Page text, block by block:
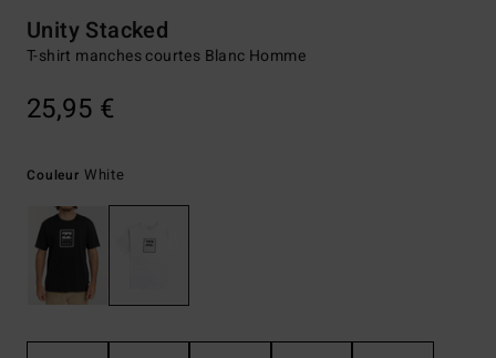
Unity Stacked
T-shirt manches courtes Blanc Homme
25,95 €
Couleur White